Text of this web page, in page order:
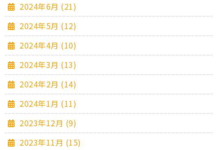
2024年6月 (21)
2024年5月 (12)
2024年4月 (10)
2024年3月 (13)
2024年2月 (14)
2024年1月 (11)
2023年12月 (9)
2023年11月 (15)